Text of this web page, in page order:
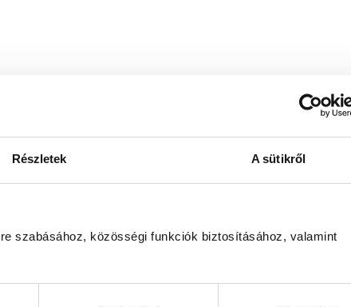
Részletek A sütikről
szabásához, közösségi funkciók biztosításához, valamint